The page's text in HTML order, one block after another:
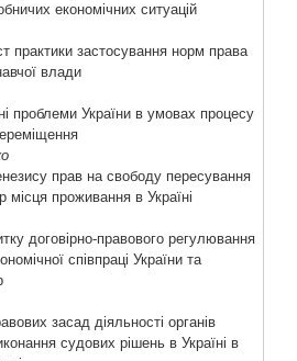
економічних ситуацій
практики застосування норм права
влади
проблеми України в умовах процесу
прав на свободу пересування
місця проживання в Україні
договірно-правового регулювання
співпраці України та
засад діяльності органів
судових рішень в Україні в